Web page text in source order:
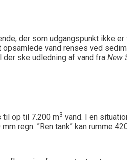
der som udgangspunkt ikke
opsamlede vand renses ved
ske udledning af vand fra New
til op til 7.200 m3 vand. I en
regn. ”Ren tank” kan rumme